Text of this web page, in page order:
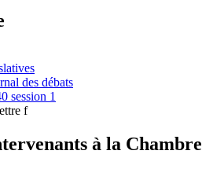
des débats
session 1
f
à la Chambre